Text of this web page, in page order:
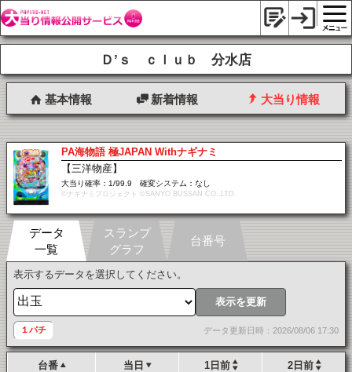
Ｄ’ｓ ｃｌｕｂ 分水店
基本情報 新着情報 大当り情報
PA海物語 極JAPAN Withナギナミ
【三洋物産】
大当り確率：1/99.9 確変システム：なし
©ナギナミプロジェクト ©SANYO BUSSAN CO.,LTD.
データ
一覧
表示するデータを選択してください。
表示を更新
１パチ データ更新日時：2026/08/06 17:30
台番 当日 1日前 2日前
スランプ
グラフ
台番号